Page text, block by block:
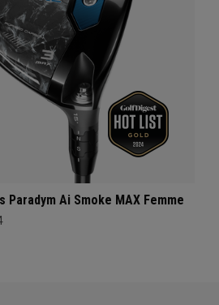
Paradym Ai Smoke MAX Femme